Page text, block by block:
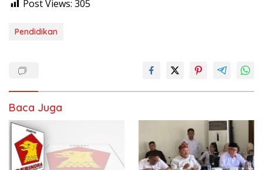
Post Views: 305
Pendidikan
Baca Juga